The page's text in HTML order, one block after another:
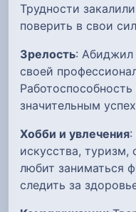
Трудности
поверить в свои
Зрелость: Абиджил
своей
значительным
Хобби и увлечения:
искусства,
любит заниматься
следить за